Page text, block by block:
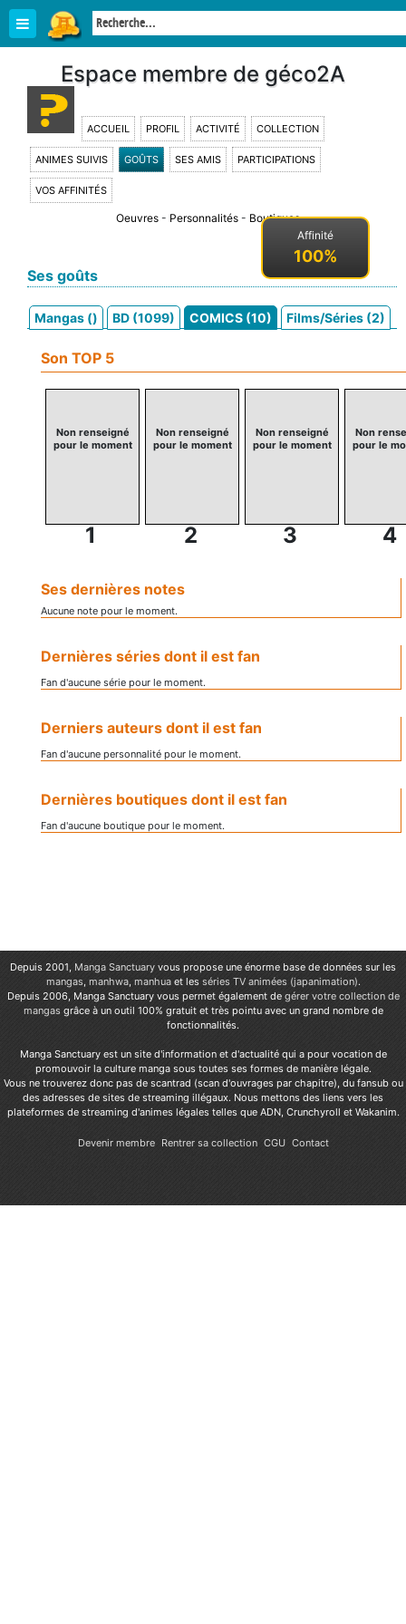
Espace membre de géco2A
ACCUEIL PROFIL ACTIVITÉ COLLECTION
ANIMES SUIVIS GOÛTS SES AMIS PARTICIPATIONS
VOS AFFINITÉS
Affinité
100%
Oeuvres- Personnalités- Boutiques
Ses goûts
Mangas () BD (1099) COMICS (10) Films/Séries (2)
Son TOP 5
Non renseigné
pour le moment
1
Non renseigné
pour le moment
2
Non renseigné
pour le moment
3
Non
pour le
4
Ses dernières notes
Aucune note pour le moment.
Dernières séries dont il est fan
Fan d'aucune série pour le moment.
Derniers auteurs dont il est fan
Fan d'aucune personnalité pour le moment.
Dernières boutiques dont il est fan
Fan d'aucune boutique pour le moment.
Depuis 2001, Manga Sanctuary vous propose une énorme base de données sur les
mangas, manhwa, manhuaet les séries TV animées (japanimation).
Depuis 2006, Manga Sanctuary vous permet également de gérer votre collection de
mangas grâce à un outil 100% gratuit et très pointu avec un grand nombre de
fonctionnalités.
Manga Sanctuary est un site d'information et d'actualité qui a pour vocation de
promouvoir la culture manga sous toutes ses formes de manière légale.
Vous ne trouverez donc pas de scantrad (scan d'ouvrages par chapitre), du fansub ou
des adresses de sites de streaming illégaux. Nous mettons des liens vers les
plateformes de streaming d'animes légales telles que ADN, Crunchyroll et Wakanim.
Devenir membre Rentrer sa collection CGU Contact